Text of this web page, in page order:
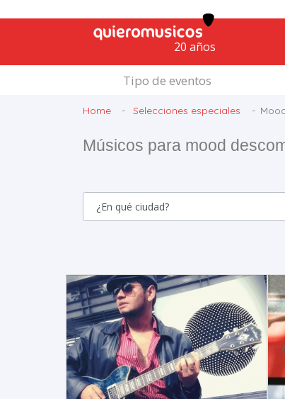
20 años
Tipo de eventos
Home Selecciones especiales
Músicos para mood